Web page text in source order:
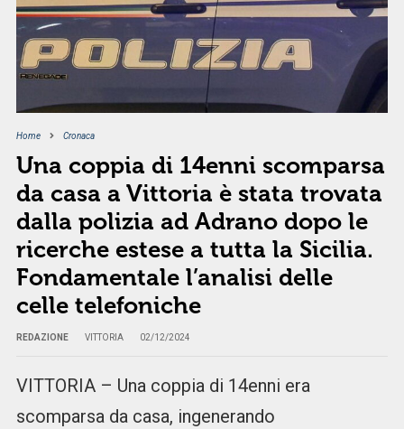
Home Cronaca
Una coppia di 14enni scomparsa
da casa a Vittoria è stata trovata
dalla polizia ad Adrano dopo le
ricerche estese a tutta la Sicilia.
Fondamentale l’analisi delle
celle telefoniche
REDAZIONE VITTORIA 02/12/2024
VITTORIA – Una coppia di 14enni era
scomparsa da casa, ingenerando